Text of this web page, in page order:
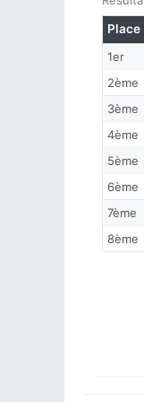
1er
2ème
3ème
4ème
5ème
6ème
7ème
8ème
Place